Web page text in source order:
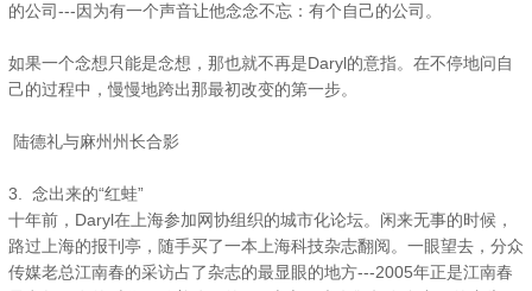
的公司---因为有一个声音让他念念不忘：有个自己的公司。
如果一个念想只能是念想，那也就不再是Daryl的意指。在不停地问自
己的过程中，慢慢地跨出那最初改变的第一步。
陆德礼与麻州州长合影
3. 念出来的“红蛙”
十年前，Daryl在上海参加网协组织的城市化论坛。闲来无事的时候，
路过上海的报刊亭，随手买了一本上海科技杂志翻阅。一眼望去，分众
传媒老总江南春的采访占了杂志的最显眼的地方---2005年正是江南春